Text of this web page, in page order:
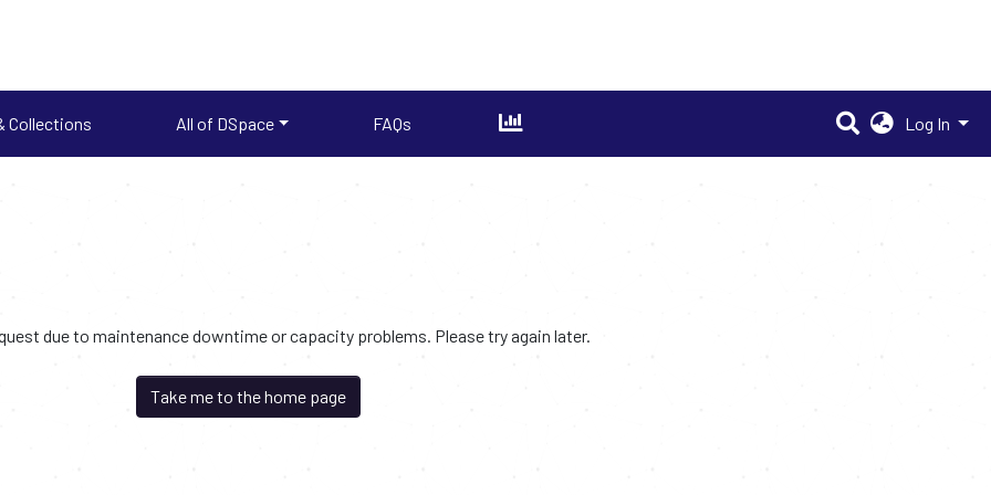
Collections All of DSpace FAQs Log In
due to maintenance downtime or capacity problems. Please try again later.
Take me to the home page